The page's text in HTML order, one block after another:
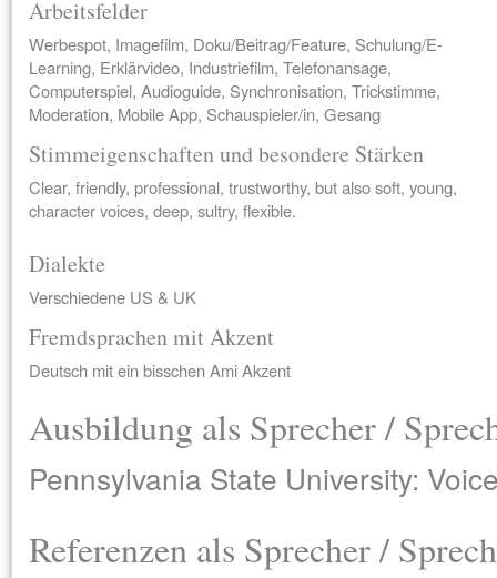
Arbeitsfelder
Werbespot, Imagefilm, Doku/Beitrag/Feature, Schulung/E-
Learning, Erklärvideo, Industriefilm, Telefonansage,
Computerspiel, Audioguide, Synchronisation, Trickstimme,
Moderation, Mobile App, Schauspieler/in, Gesang
Stimmeigenschaften und besondere Stärken
Clear, friendly, professional, trustworthy, but also soft, young,
character voices, deep, sultry, flexible.
Dialekte
Verschiedene US & UK
Fremdsprachen mit Akzent
Deutsch mit ein bisschen Ami Akzent
Ausbildung als Sprecher /
Pennsylvania State University:
Referenzen als Sprecher /